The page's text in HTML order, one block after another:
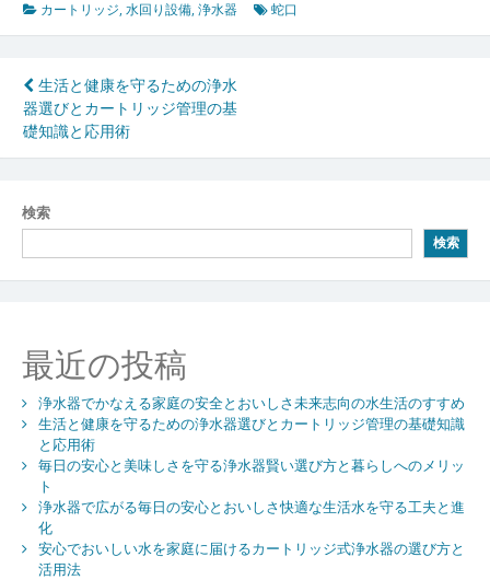
カートリッジ,水回り設備,浄水器 蛇口
投
稿
ナ
ビ
ゲ
ー
ョ
ン
生活と健康を守るための浄水
器選びとカートリッジ管理の基
礎知識と応用術
検索
検索
最近の投稿
浄水器でかなえる家庭の安全とおいしさ未来志向の水生活のすすめ
生活と健康を守るための浄水器選びとカートリッジ管理の基礎知識
と応用術
毎日の安心と美味しさを守る浄水器賢い選び方と暮らしへのメリッ
ト
浄水器で広がる毎日の安心とおいしさ快適な生活水を守る工夫と進
化
安心でおいしい水を家庭に届けるカートリッジ式浄水器の選び方と
活用法